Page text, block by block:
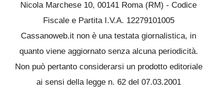
Nicola Marchese 10, 00141 Roma (RM) - Codice
Fiscale e Partita I.V.A. 12279101005
Cassanoweb.it non è una testata giornalistica, in
quanto viene aggiornato senza alcuna periodicità.
Non può pertanto considerarsi un prodotto editoriale
ai sensi della legge n. 62 del 07.03.2001